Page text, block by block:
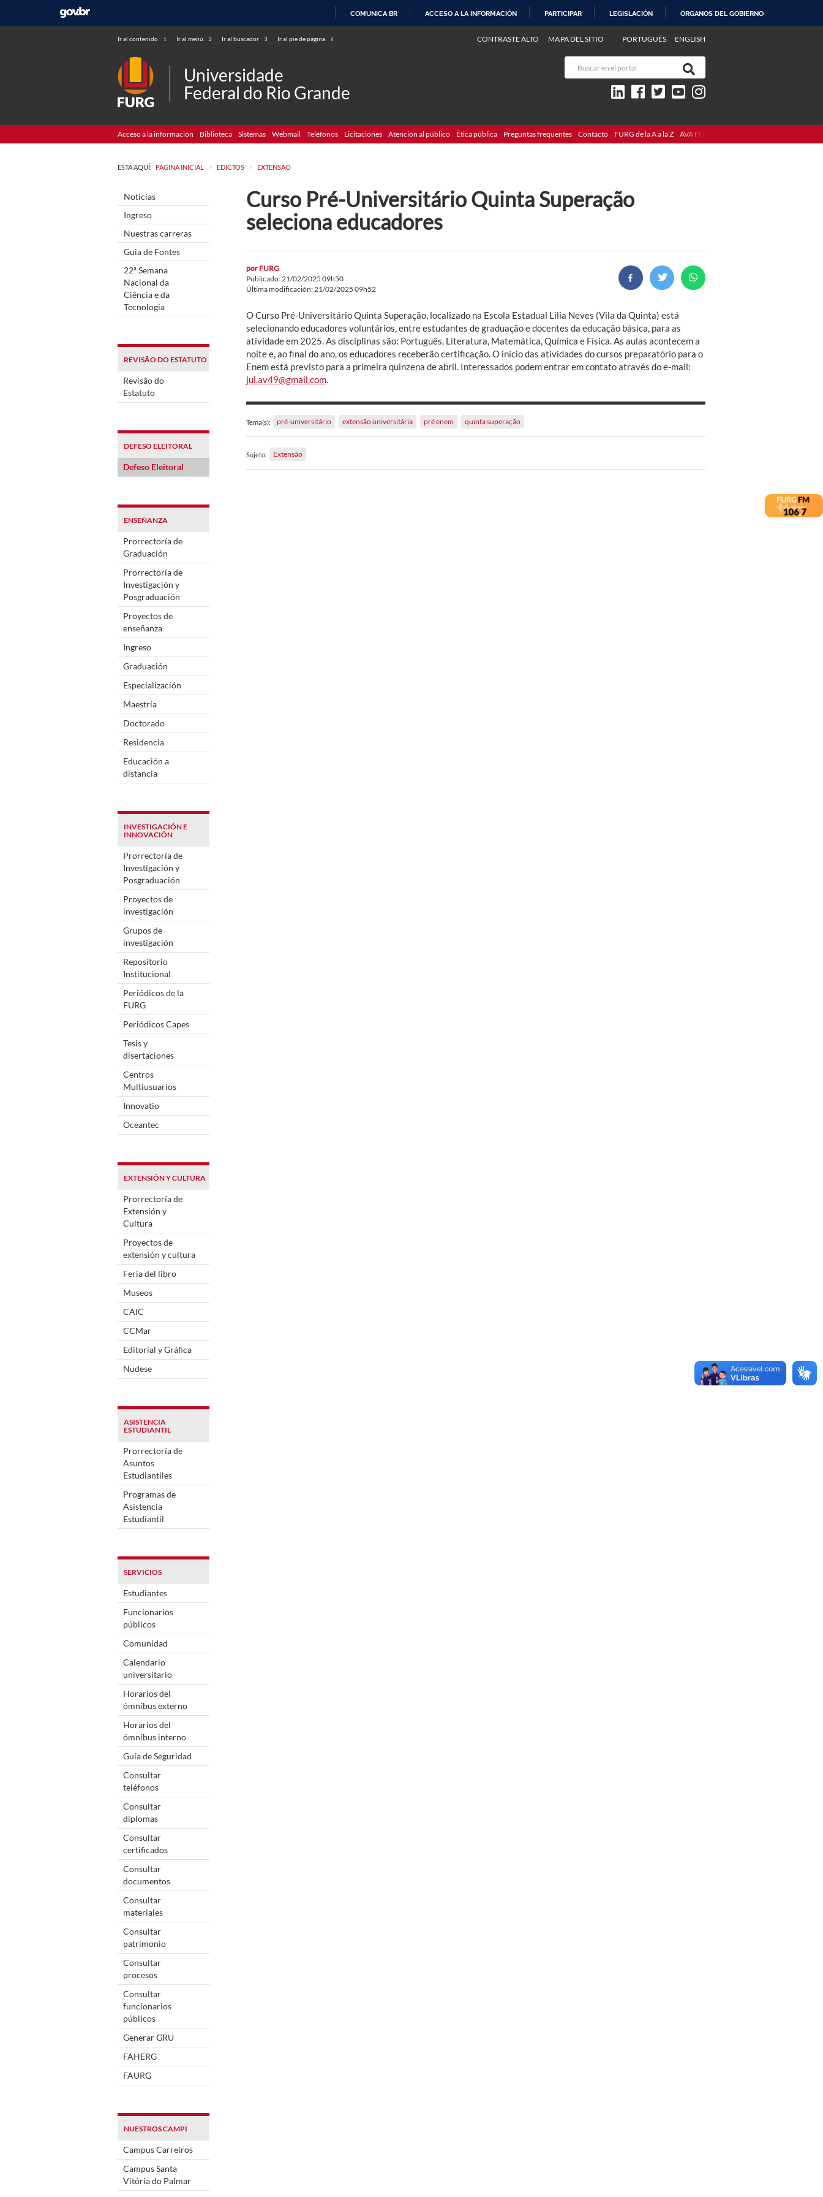
COMUNICA BR ACCESO A LA INFORMACIÓN PARTICIPAR LEGISLACIÓN ÓRGANOS DEL GOBIERNO
Ir al contenido 1 Ir al menú 2 Ir al buscador 3 Ir al pie de página 4 PORTUGUÊS ENGLISH
CONTRASTE ALTO MAPA DEL SITIO
Universidade
Federal do Rio Grande
Acceso a la información Biblioteca Sistemas Webmail Teléfonos Licitaciones Atención al público Ética pública Preguntas frequentes Contacto FURG de la A a la Z AVA FURG
ESTÁ AQUÍ: PAGINA INICIAL > EDICTOS > EXTENSÃO
Noticias
Ingreso
Nuestras carreras
Guia de Fontes
22ª Semana
Nacional da
Ciência e da
Tecnologia
REVISÃO DO ESTATUTO
Revisão do
Estatuto
DEFESO ELEITORAL
Defeso Eleitoral
ENSEÑANZA
Prorrectoría de
Graduación
Prorrectoría de
Investigación y
Posgraduación
Proyectos de
enseñanza
Ingreso
Graduación
Especialización
Maestría
Doctorado
Residencia
Educación a
distancia
INVESTIGACIÓN E
INNOVACIÓN
Prorrectoría de
Investigación y
Posgraduación
Proyectos de
investigación
Grupos de
investigación
Repositorio
Institucional
Periódicos de la
FURG
Periódicos Capes
Tesis y
disertaciones
Centros
Multiusuarios
Innovatio
Oceantec
EXTENSIÓN Y CULTURA
Prorrectoría de
Extensión y
Cultura
Proyectos de
extensión y cultura
Feria del libro
Museos
CAIC
CCMar
Editorial y Gráfica
Nudese
ASISTENCIA
ESTUDIANTIL
Prorrectoría de
Asuntos
Estudiantiles
Programas de
Asistencia
Estudiantil
SERVICIOS
Estudiantes
Funcionarios
públicos
Comunidad
Calendario
universitario
Horarios del
ómnibus externo
Horarios del
ómnibus interno
Guía de Seguridad
Consultar
teléfonos
Consultar
diplomas
Consultar
certificados
Consultar
documentos
Consultar
materiales
Consultar
patrimonio
Consultar
procesos
Consultar
funcionarios
públicos
Generar GRU
FAHERG
FAURG
NUESTROS CAMPI
Campus Carreiros
Campus Santa
Vitória do Palmar
Curso Pré-Universitário Quinta Superação
seleciona educadores
por FURG
Publicado: 21/02/2025 09h50
Última modificación: 21/02/2025 09h52
O Curso Pré-Universitário Quinta Superação, localizado na Escola Estadual Lilia Neves (Vila da Quinta) está
selecionando educadores voluntários, entre estudantes de graduação e docentes da educação básica, para as
atividade em 2025. As disciplinas são: Português, Literatura, Matemática, Química e Física. As aulas acontecem a
noite e, ao final do ano, os educadores receberão certificação. O início das atividades do cursos preparatório para o
Enem está previsto para a primeira quinzena de abril. Interessados podem entrar em contato através do e-mail:
jul.av49@gmail.com
Tema(s): pré-universitário extensão universitária pré enem quinta superação
Sujeto: Extensão